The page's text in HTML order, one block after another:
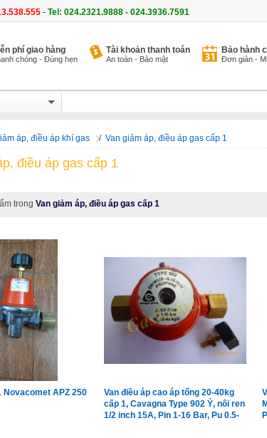
- Tel: 024.2321.9888 - 024.3936.7591
phí giao hàng
chóng - Đúng hẹn
Tài khoản thanh toán
An toàn - Bảo mật
Bảo hành
Đơn giản -
áp, điều áp khí gas / Van giảm áp, điều áp gas cấp 1
điều áp gas cấp 1
trong Van giảm áp, điều áp gas cấp 1
Novacomet APZ 250
Van điều áp cao áp tổng 20-40kg
cấp 1, Cavagna Type 902 Ý, nối ren
1/2 inch 15A, Pin 1-16 Bar, Pu 0.5-